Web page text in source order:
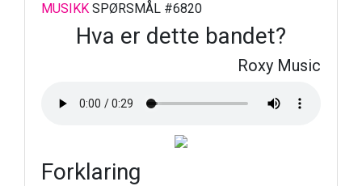
MUSIKK SPØRSMÅL #6820
Hva er dette bandet?
Roxy Music
Forklaring